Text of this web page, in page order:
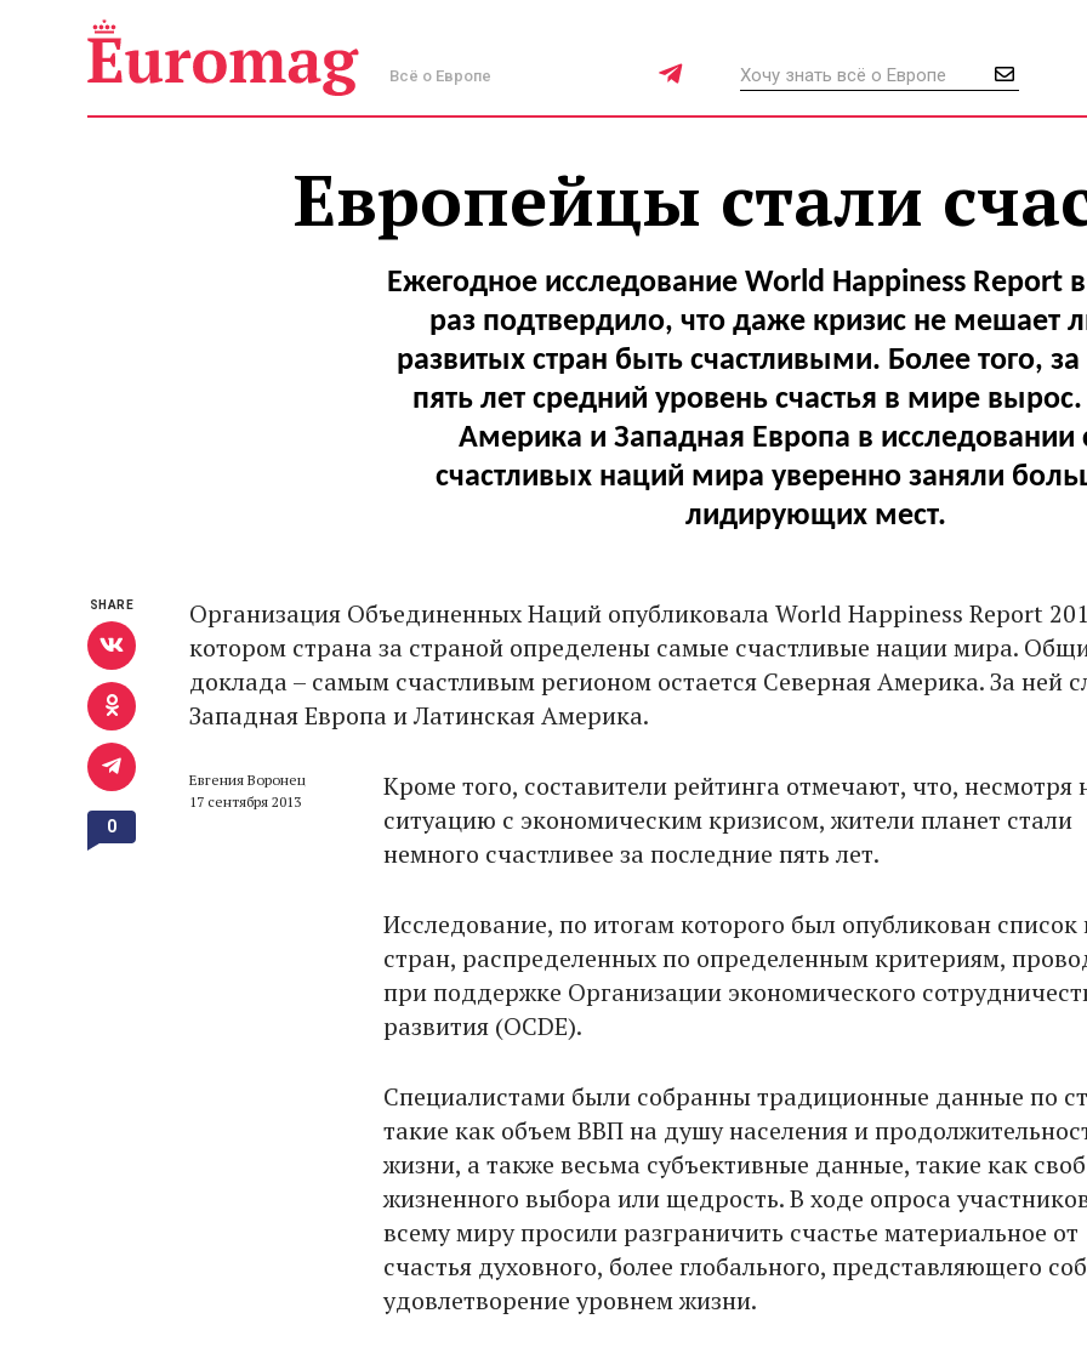
Всё о Европе
Европейцы стали
Ежегодное исследование World Happiness Report
раз подтвердило, что даже кризис не мешает
развитых стран быть счастливыми. Более того,
пять лет средний уровень счастья в мире
Америка и Западная Европа в
счастливых наций мира уверенно заняли
лидирующих мест.
Организация Объединенных Наций опубликовала World Happiness Report
котором страна за страной определены самые счастливые нации мира.
доклада – самым счастливым регионом остается Северная Америка. За ней
Западная Европа и Латинская Америка.
Евгения Воронец
17 сентября 2013
Кроме того, составители рейтинга отмечают, что, несмотря
ситуацию с экономическим кризисом, жители планет стали
немного счастливее за последние пять лет.
Исследование, по итогам которого был опубликован список
стран, распределенных по определенным критериям,
при поддержке Организации экономического
развития (OCDE).
Специалистами были собранны традиционные данные по
такие как объем ВВП на душу населения и
жизни, а также весьма субъективные данные, такие как
жизненного выбора или щедрость. В ходе опроса
всему миру просили разграничить счастье материальное от
счастья духовного, более глобального, представляющего
удовлетворение уровнем жизни.
SHARE
0